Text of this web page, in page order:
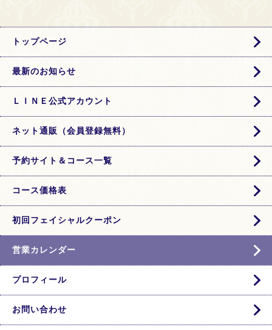
トップページ
最新のお知らせ
ＬＩＮＥ公式アカウント
ネット通販（会員登録無料）
予約サイト＆コース一覧
コース価格表
初回フェイシャルクーポン
営業カレンダー
プロフィール
お問い合わせ